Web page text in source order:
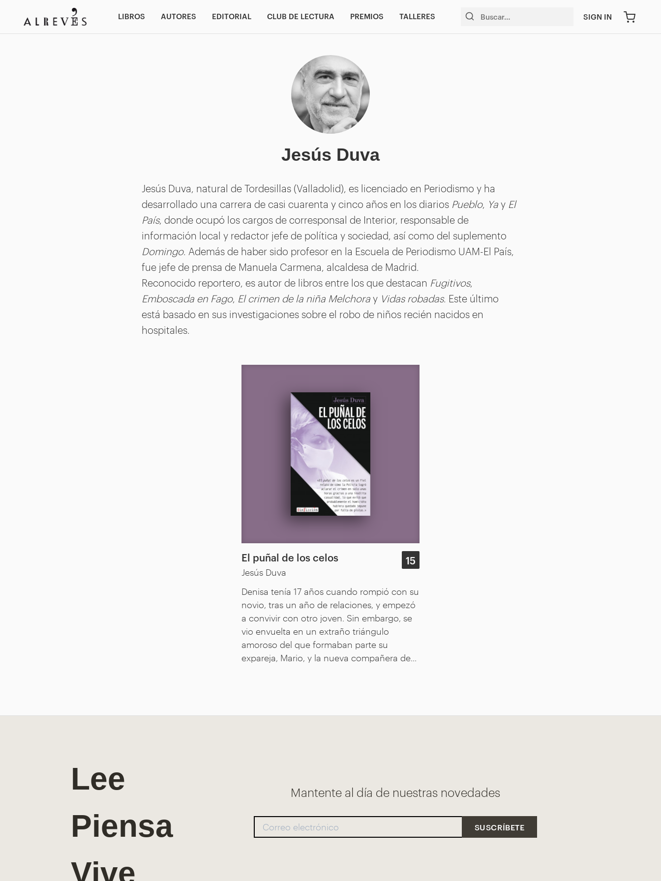
LIBROS AUTORES EDITORIAL CLUB DE LECTURA PREMIOS TALLERES SIGN IN
Jesús Duva
Jesús Duva, natural de Tordesillas (Valladolid), es licenciado en Periodismo y ha
desarrollado una carrera de casi cuarenta y cinco años en los diarios Pueblo, Yay El
País, donde ocupó los cargos de corresponsal de Interior, responsable de
información local y redactor jefe de política y sociedad, así como del suplemento
Domingo. Además de haber sido profesor en la Escuela de Periodismo UAM-El País,
fue jefe de prensa de Manuela Carmena, alcaldesa de Madrid.
Reconocido reportero, es autor de libros entre los que destacan Fugitivos,
Emboscada en Fago, El crimen de la niña Melchoray Vidas robadas. Este último
está basado en sus investigaciones sobre el robo de niños recién nacidos en
hospitales.
El puñal de los celos
Jesús Duva
15
Denisa tenía 17 años cuando rompió con su
novio, tras un año de relaciones, y empezó
a convivir con otro joven. Sin embargo, se
vio envuelta en un extraño triángulo
amoroso del que formaban parte su
expareja, Mario, y la nueva compañera de...
Lee
Piensa
Vive
Mantente al día de nuestras novedades